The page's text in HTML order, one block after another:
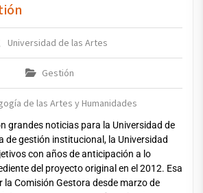
Universidad de las Artes
Gestión
de las Artes y Humanidades
grandes noticias para la Universidad de
de gestión institucional, la Universidad
con años de anticipación a lo
del proyecto original en el 2012. Esa
la Comisión Gestora desde marzo de